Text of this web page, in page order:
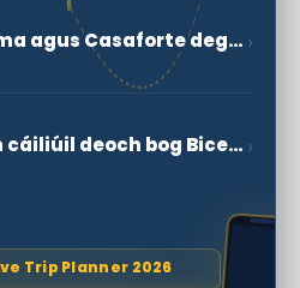
Palazzo Madama agus Casaforte degli Acaja - Domhan Rúnda ›
Torino agus an cáiliúil deoch bog Bicerin ›
Trip Planner 2026